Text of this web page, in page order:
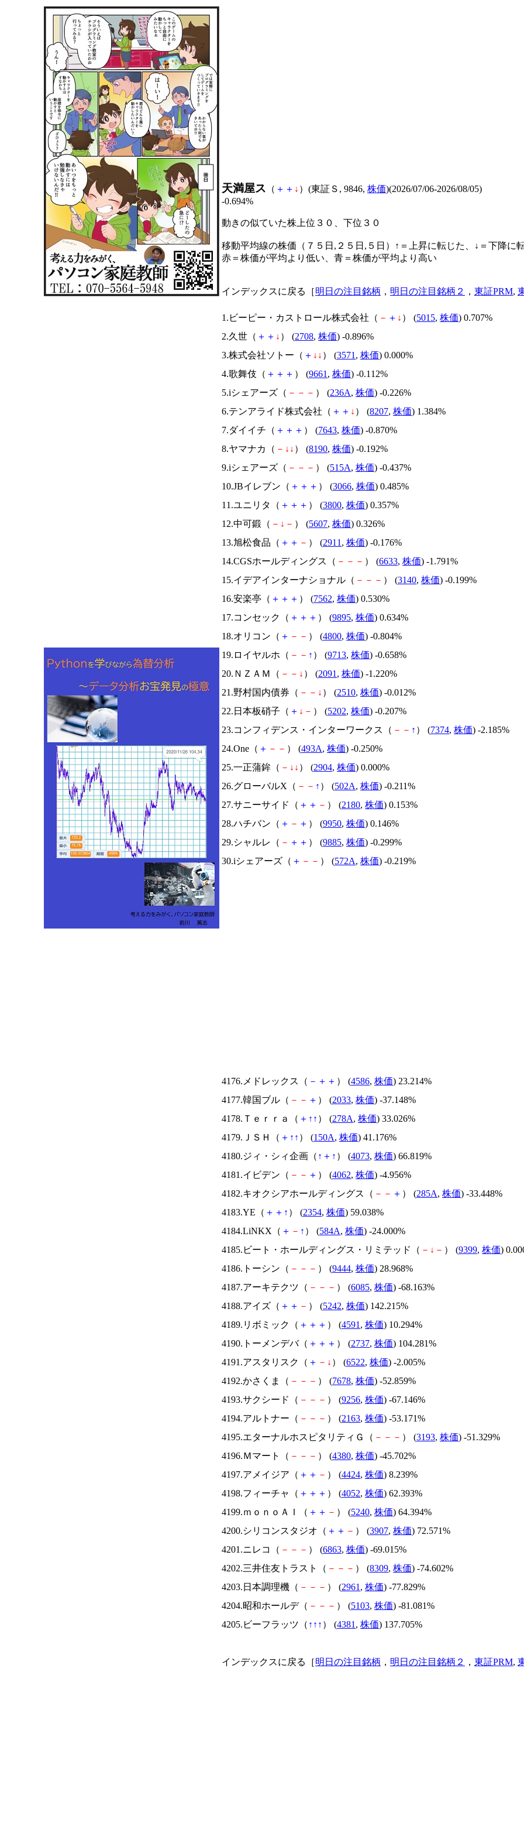
天満屋ス （ ＋ ＋ ↓ ）(東証Ｓ, 9846, 株価)(2026/07/06-2026/08/05)
-0.694%
動きの似ていた株上位３０、下位３０
移動平均線の株価（７５日,２５日,５日）↑＝上昇に転じた、↓＝下降に
赤＝株価が平均より低い、青＝株価が平均より高い
インデックスに戻る［明日の注目銘柄 ， 明日の注目銘柄２ ， 東証PRM,
1.ビーピー・カストロール株式会社（ － ＋ ↓ ） (5015, 株価) 0.707%
2.久世（ ＋ ＋ ↓ ） (2708, 株価) -0.896%
3.株式会社ソトー（ ＋ ↓ ↓ ） (3571 , 株価) 0.000%
4.歌舞伎（ ＋ ＋ ＋ ） (9661 , 株価) -0.112%
5.iシェアーズ（ － － － ） (236A, 株価) -0.226%
6.テンアライド株式会社（ ＋ ＋ ↓ ） (8207, 株価) 1.384%
7.ダイイチ（ ＋ ＋ ＋ ） (7643, 株価) -0.870%
8.ヤマナカ（ － ↓ ↓ ） (8190, 株価) -0.192%
9.iシェアーズ（ － － － ） (515A, 株価) -0.437%
10.JBイレブン（ ＋ ＋ ＋ ） (3066, 株価) 0.485%
11.ユニリタ（ ＋ ＋ ＋ ） (3800, 株価) 0.357%
12.中可鍛（ － ↓ － ） (5607, 株価) 0.326%
13.旭松食品（ ＋ ＋ － ） (2911 , 株価) -0.176%
14.CGSホールディングス（ － － － ） (6633, 株価) -1.791%
15.イデアインターナショナル（ － － － ） (3140, 株価) -0.199%
16.安楽亭（ ＋ ＋ ＋ ） (7562, 株価) 0.530%
17.コンセック（ ＋ ＋ ＋ ） (9895, 株価) 0.634%
18.オリコン（ ＋ － － ） (4800, 株価) -0.804%
19.ロイヤルホ（ － － ↑ ） (9713, 株価) -0.658%
20.ＮＺＡＭ（ － － ↓ ） (2091 , 株価) -1.220%
21.野村国内債券（ － － ↓ ） (2510, 株価) -0.012%
22.日本板硝子（ ＋ ↓ － ） (5202, 株価) -0.207%
23.コンフィデンス・インターワークス（ － － ↑ ） (7374, 株価) -2.185%
24.One（ ＋ － － ） (493A, 株価) -0.250%
25.一正蒲鉾（ － ↓ ↓ ） (2904, 株価) 0.000%
26.グローバルX（ － － ↑ ） (502A, 株価) -0.211%
27.サニーサイド（ ＋ ＋ － ） (2180, 株価) 0.153%
28.ハチバン（ ＋ － ＋ ） (9950, 株価) 0.146%
29.シャルレ（ － ＋ ＋ ） (9885, 株価) -0.299%
30.iシェアーズ（ ＋ － － ） (572A, 株価) -0.219%
4176.メドレックス（ － ＋ ＋ ） (4586, 株価) 23.214%
4177.韓国ブル（ － － ＋ ） (2033, 株価) -37.148%
4178.Ｔｅｒｒａ（ ＋ ↑ ↑ ） (278A, 株価) 33.026%
4179.ＪＳＨ（ ＋ ↑ ↑ ） (150A, 株価) 41.176%
4180.ジィ・シィ企画（ ↑ ＋ ↑ ） (4073, 株価) 66.819%
4181.イビデン（ － － ＋ ） (4062, 株価) -4.956%
4182.キオクシアホールディングス（ － － ＋ ） (285A, 株価) -33.448%
4183.YE（ ＋ ＋ ↑ ） (2354, 株価) 59.038%
4184.LiNKX（ ＋ － ↑ ） (584A, 株価) -24.000%
4185.ビート・ホールディングス・リミテッド（ － ↓ － ） (9399, 株価)
4186.トーシン（ － － － ） (9444, 株価) 28.968%
4187.アーキテクツ（ － － － ） (6085, 株価) -68.163%
4188.アイズ（ ＋ ＋ － ） (5242, 株価) 142.215%
4189.リボミック（ ＋ ＋ ＋ ） (4591 , 株価) 10.294%
4190.トーメンデバ（ ＋ ＋ ＋ ） (2737, 株価) 104.281%
4191.アスタリスク（ ＋ － ↓ ） (6522, 株価) -2.005%
4192.かさくま（ － － － ） (7678, 株価) -52.859%
4193.サクシード（ － － － ） (9256, 株価) -67.146%
4194.アルトナー（ － － － ） (2163, 株価) -53.171%
4195.エターナルホスピタリティＧ（ － － － ） (3193, 株価) -51.329%
4196.Ｍマート（ － － － ） (4380, 株価) -45.702%
4197.アメイジア（ ＋ ＋ － ） (4424, 株価) 8.239%
4198.フィーチャ（ ＋ ＋ ＋ ） (4052, 株価) 62.393%
4199.ｍｏｎｏＡＩ（ ＋ ＋ － ） (5240, 株価) 64.394%
4200.シリコンスタジオ（ ＋ ＋ － ） (3907, 株価) 72.571%
4201.ニレコ（ － － － ） (6863, 株価) -69.015%
4202.三井住友トラスト（ － － － ） (8309, 株価) -74.602%
4203.日本調理機（ － － － ） (2961 , 株価) -77.829%
4204.昭和ホールデ（ － － － ） (5103, 株価) -81.081%
4205.ビーフラッツ（ ↑ ↑ ↑ ） (4381 , 株価) 137.705%
インデックスに戻る［明日の注目銘柄 ， 明日の注目銘柄２ ， 東証PRM,